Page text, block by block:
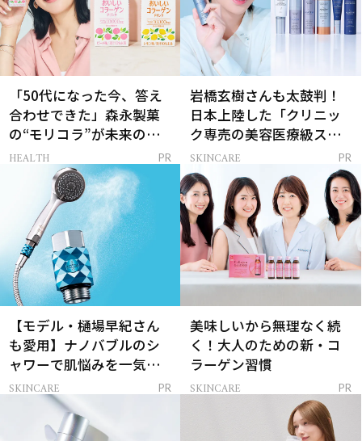
「50代になった今、答え
合わせできた」森永製菓
の“モリコラ”が未来のキ
レイを連れてくる！
HEALTH PR
岩橋玄樹さんも太鼓判！
日本上陸した「クリニッ
ク専売の美容医療級スキ
ンケア」
SKINCARE PR
【モデル・樋場早紀さん
も愛用】ナノバブルのシ
ャワーで肌悩みを一気に
解決
SKINCARE PR
美味しいから無理なく続
く！大人のための新・コ
ラーゲン習慣
SKINCARE PR